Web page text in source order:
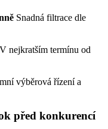
Snadná filtrace dle
nejkratším termínu od
výběrová řízení a
před konkurencí